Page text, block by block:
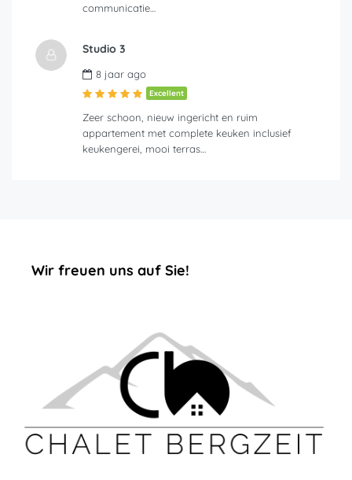
communicatie…
Studio 3
8 jaar ago
Excellent
Zeer schoon, nieuw ingericht en ruim
appartement met complete keuken inclusief
keukengerei, mooi terras…
‏‏‎ ‎‏‏‎ ‎‏‏‎ ‎‏‏‎ ‎‏‏‎ ‎‏‏‎Wir freuen uns auf Sie!